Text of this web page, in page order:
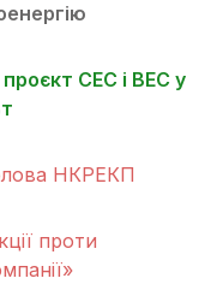
СЕС і ВЕС у
НКРЕКП
проти